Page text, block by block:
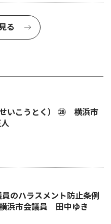
る
いこうとく） ㉘ 横浜市
のハラスメント防止条例
浜市会議員 田中ゆき